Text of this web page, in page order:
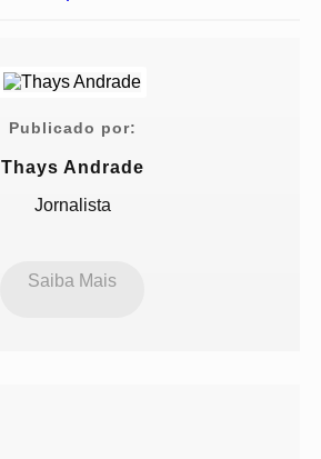
Publicado por:
Thays Andrade
Jornalista
Saiba Mais